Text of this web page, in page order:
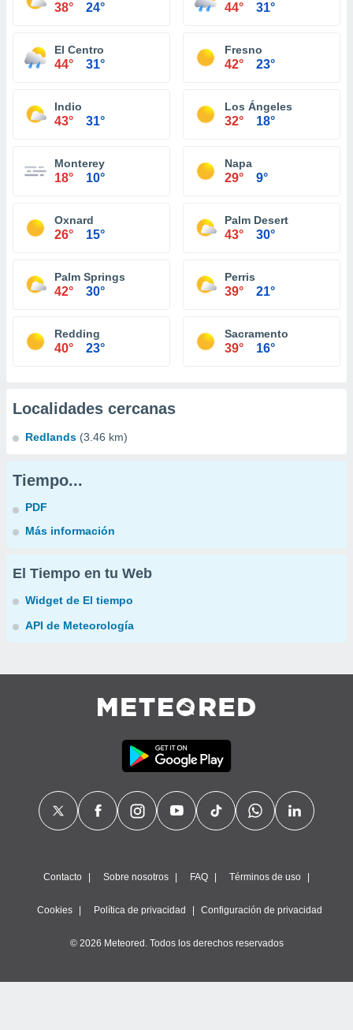
38° 24° 44° 31°
El Centro
44° 31°
Fresno
42° 23°
Indio
43° 31°
Los Ángeles
32° 18°
Monterey
18° 10°
Napa
29° 9°
Oxnard
26° 15°
Palm Desert
43° 30°
Palm Springs
42° 30°
Perris
39° 21°
Redding
40° 23°
Sacramento
39° 16°
Localidades cercanas
Redlands (3.46 km)
Tiempo...
PDF
Más información
El Tiempo en tu Web
Widget de El tiempo
API de Meteorología
Contacto Sobre nosotros FAQ Términos de uso
Cookies Política de privacidad Configuración de privacidad
© 2026 Meteored. Todos los derechos reservados